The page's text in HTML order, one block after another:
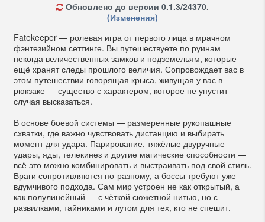
Обновлено до версии 0.1.3/24370.
(Изменения)
Fatekeeper — ролевая игра от первого лица в мрачном
фэнтезийном сеттинге. Вы путешествуете по руинам
некогда величественных замков и подземельям, которые
ещё хранят следы прошлого величия. Сопровождает вас в
этом путешествии говорящая крыса, живущая у вас в
рюкзаке — существо с характером, которое не упустит
случая высказаться.
В основе боевой системы — размеренные рукопашные
схватки, где важно чувствовать дистанцию и выбирать
момент для удара. Парирование, тяжёлые двуручные
удары, яды, телекинез и другие магические способности —
всё это можно комбинировать и выстраивать под свой стиль.
Враги сопротивляются по-разному, а боссы требуют уже
вдумчивого подхода. Сам мир устроен не как открытый, а
как полулинейный — с чёткой сюжетной нитью, но с
развилками, тайниками и лутом для тех, кто не спешит.